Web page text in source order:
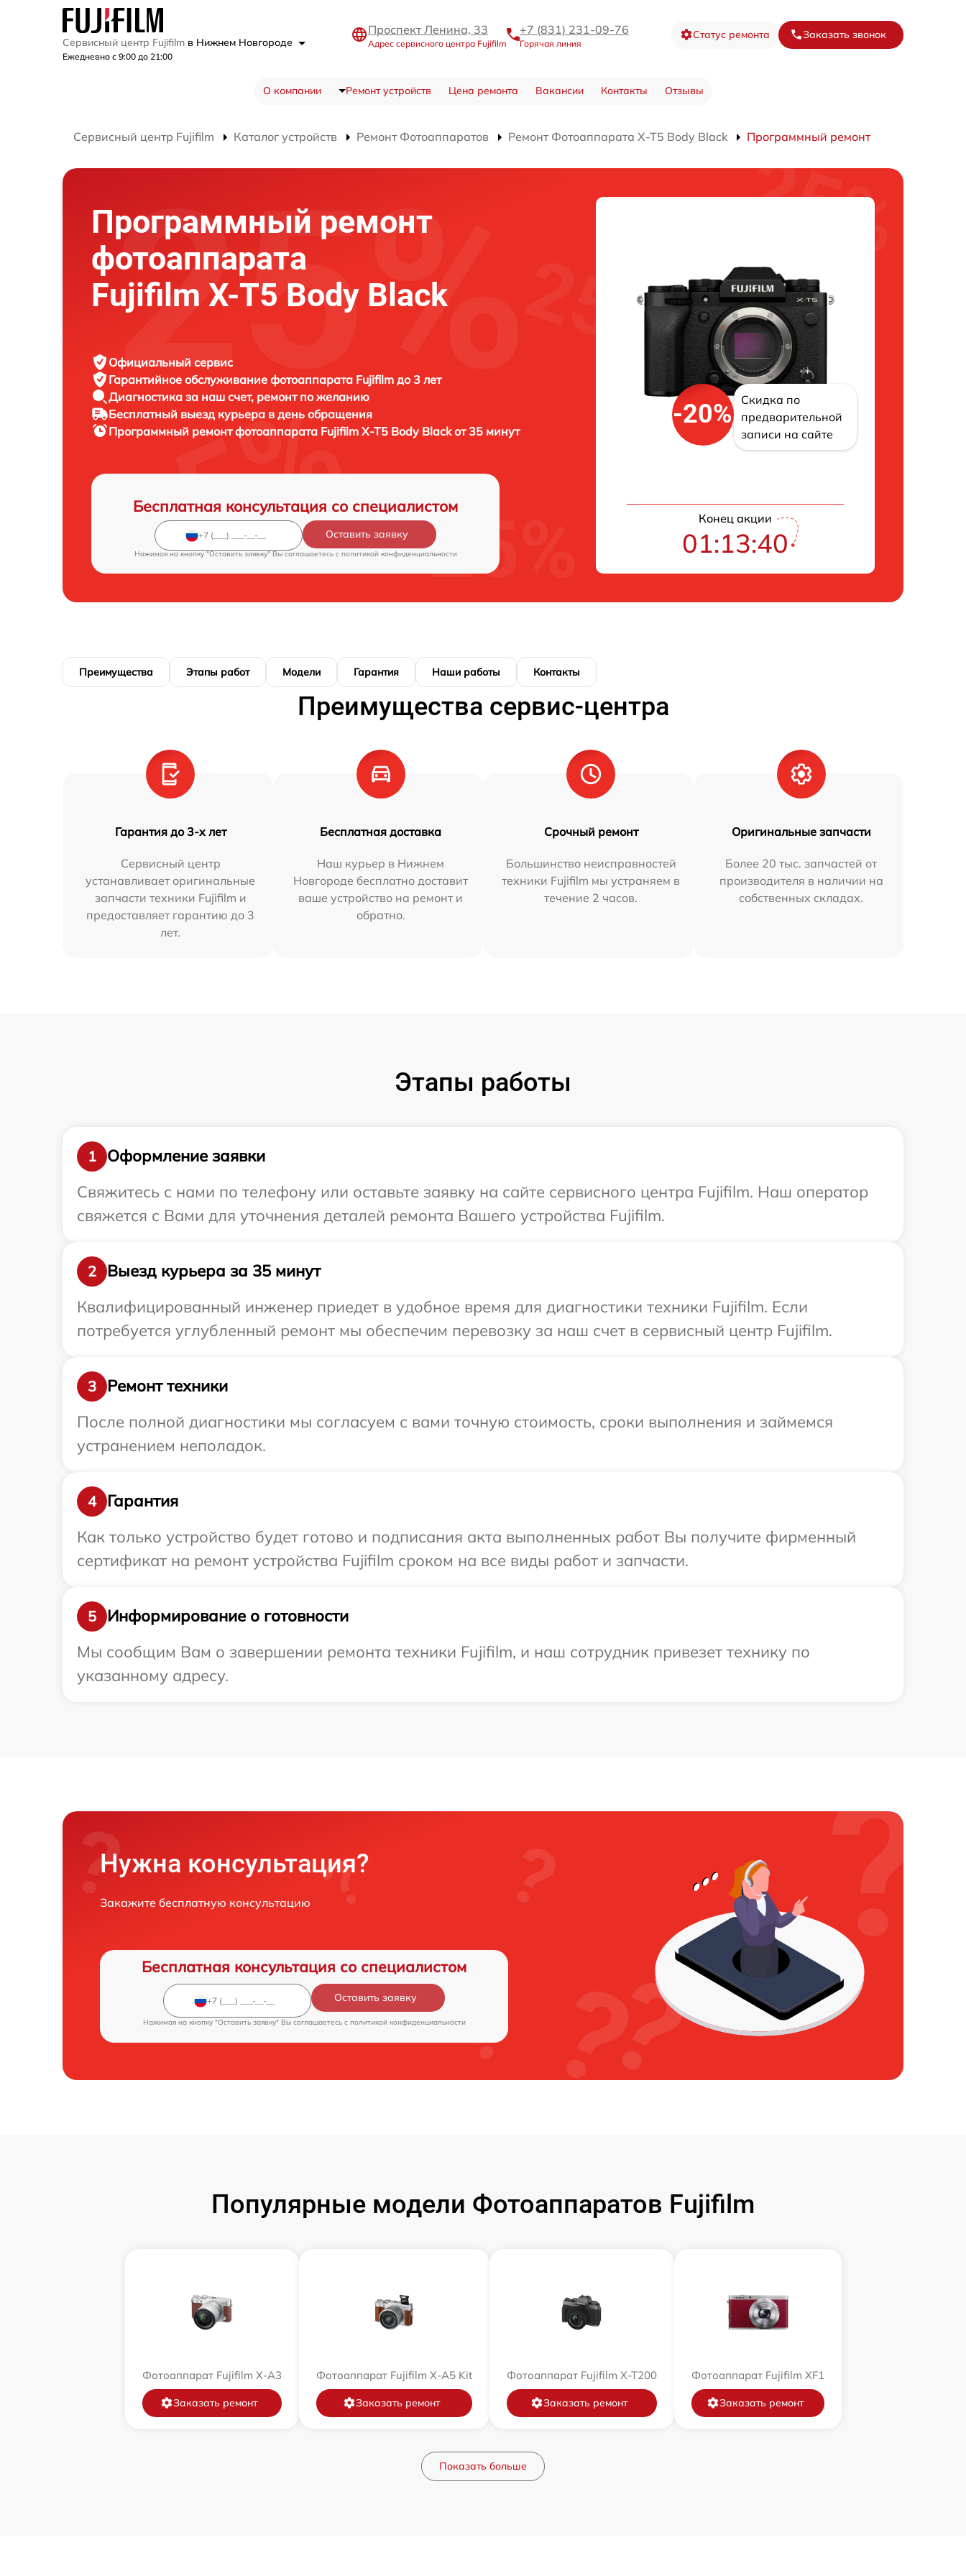
Сервисный центр Fujifilm в Нижнем Новгороде
Ежедневно с 9:00 до 21:00
Проспект Ленина, 33
Адрес сервисного центра Fujifilm
+7 (831) 231-09-76
Горячая линия
Статус ремонта Заказать звонок
О компании Ремонт устройств Цена ремонта Вакансии Контакты Отзывы
Сервисный центр Fujifilm Каталог устройств Ремонт Фотоаппаратов Ремонт Фотоаппарата X-T5 Body Black Программный ремонт
Программный ремонт
фотоаппарата
Fujifilm X-T5 Body Black
Официальный сервис
Гарантийное обслуживание фотоаппарата Fujifilm до 3 лет
Диагностика за наш счет, ремонт по желанию
Бесплатный выезд курьера в день обращения
Программный ремонт фотоаппарата Fujifilm X-T5 Body Black от 35 минут
Бесплатная консультация со специалистом
Оставить заявку
Нажимая на кнопку "Оставить заявку" Вы соглашаетесь c политикой конфиденциальности
-20%
Скидка по
предварительной
записи на сайте
Конец акции
01:13:39
Преимущества Этапы работ Модели Гарантия Наши работы Контакты
Преимущества сервис-центра
Гарантия до 3-х лет
Сервисный центр
устанавливает оригинальные
запчасти техники Fujifilm и
предоставляет гарантию до 3
лет.
Бесплатная доставка
Наш курьер в Нижнем
Новгороде бесплатно доставит
ваше устройство на ремонт и
обратно.
Срочный ремонт
Большинство неисправностей
техники Fujifilm мы устраняем в
течение 2 часов.
Оригинальные запчасти
Более 20 тыс. запчастей от
производителя в наличии на
собственных складах.
Этапы работы
1
Оформление заявки
Свяжитесь с нами по телефону или оставьте заявку на сайте сервисного центра Fujifilm. Наш оператор
свяжется с Вами для уточнения деталей ремонта Вашего устройства Fujifilm.
2
Выезд курьера за 35 минут
Квалифицированный инженер приедет в удобное время для диагностики техники Fujifilm. Если
потребуется углубленный ремонт мы обеспечим перевозку за наш счет в сервисный центр Fujifilm.
3
Ремонт техники
После полной диагностики мы согласуем с вами точную стоимость, сроки выполнения и займемся
устранением неполадок.
4
Гарантия
Как только устройство будет готово и подписания акта выполненных работ Вы получите фирменный
сертификат на ремонт устройства Fujifilm сроком на все виды работ и запчасти.
5
Информирование о готовности
Мы сообщим Вам о завершении ремонта техники Fujifilm, и наш сотрудник привезет технику по
указанному адресу.
Нужна консультация?
Закажите бесплатную консультацию
Бесплатная консультация со специалистом
Оставить заявку
Нажимая на кнопку "Оставить заявку" Вы соглашаетесь c политикой конфиденциальности
Популярные модели Фотоаппаратов Fujifilm
Фотоаппарат Fujifilm X-A3
Заказать ремонт
Фотоаппарат Fujifilm X-A5 Kit
Заказать ремонт
Фотоаппарат Fujifilm X-T200
Заказать ремонт
Фотоаппарат Fujifilm XF1
Заказать ремонт
Показать больше